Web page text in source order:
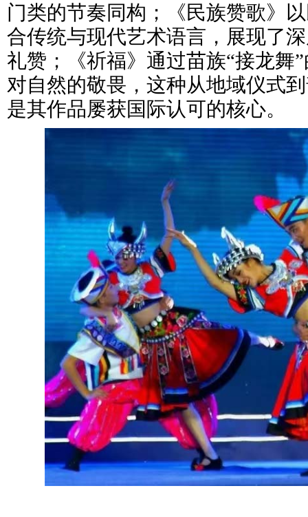
门类的节奏同构；《民族赞歌》
合传统与现代艺术语言，展现了
礼赞；《祈福》通过苗族“接龙舞
对自然的敬畏，这种从地域仪式
是其作品屡获国际认可的核心。